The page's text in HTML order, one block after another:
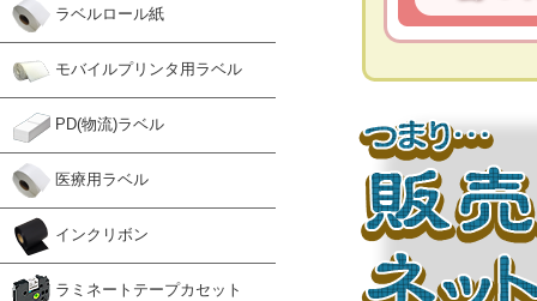
ラベルロール紙
モバイルプリンタ用ラベル
PD(物流)ラベル
医療用ラベル
インクリボン
ラミネートテープカセット